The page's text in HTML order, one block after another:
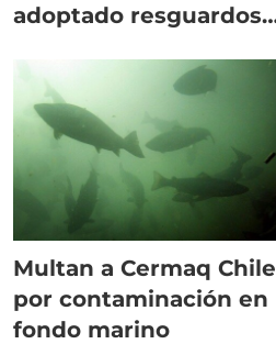
adoptado resguardos
contaminación
cruzada”
Multan a Cermaq Chile
por contaminación en
fondo marino